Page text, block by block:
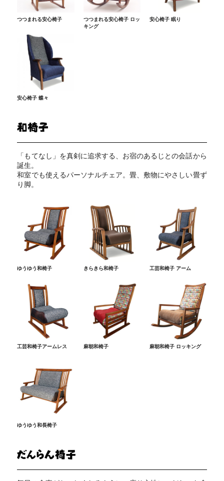
つつまれる安心椅子
つつまれる安心椅子 ロッ
キング
安心椅子 眠り
安心椅子 蝶々
「もてなし」を真剣に追求する、お宿のあるじとの会話から
誕生。
和室でも使えるパーソナルチェア。畳、敷物にやさしい畳ず
り脚。
ゆうゆう和椅子 きらきら和椅子 工芸和椅子 アーム
工芸和椅子アームレス 麻朝和椅子 麻朝和椅子 ロッキング
ゆうゆう和長椅子